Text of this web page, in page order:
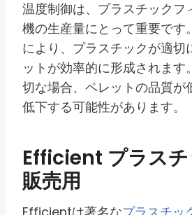
温度制御は、プラスチックフ
機の生産量にとって重要です
により、プラスチックが適切
ットが効率的に形成されます
切な場合、ペレットの品質が
低下する可能性があります。
Efficient プラス
販売用